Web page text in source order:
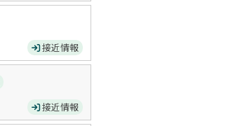
接近情報
接近情報